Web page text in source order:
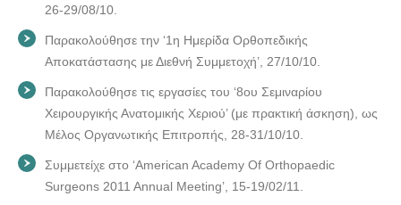
26-29/08/10.
Παρακολούθησε την ‘1η Ημερίδα Ορθοπεδικής
Αποκατάστασης με Διεθνή Συμμετοχή’, 27/10/10.
Παρακολούθησε τις εργασίες του ‘8ου Σεμιναρίου
Χειρουργικής Ανατομικής Χεριού’ (με πρακτική άσκηση), ως
Μέλος Οργανωτικής Επιτροπής, 28-31/10/10.
Συμμετείχε στο ‘American Academy Of Orthopaedic
Surgeons 2011 Annual Meeting’, 15-19/02/11.